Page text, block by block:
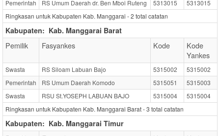
Pemerintah
RS Umum Daerah dr. Ben Mboi Ruteng 5313015
5313015
Ringkasan untuk Kabupaten Kab. Manggarai -2 total catatan
Kabupaten: Kab. Manggarai Barat
Pemilik Fasyankes Kode
Kode
Yankes
Swasta RS Siloam Labuan Bajo 5315002
5315002
Pemerintah
RS Umum Daerah Komodo 5315051
5315003
Swasta
RSU St.YOSEPH LABUAN BAJO 5315004
5315004
Ringkasan untuk Kabupaten Kab. Manggarai Barat -3 total catatan
Kabupaten: Kab. Manggarai Timur